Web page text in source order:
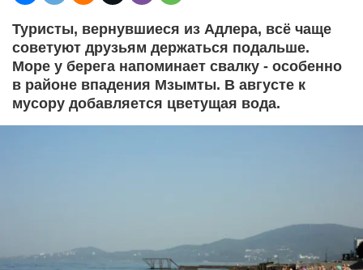
Туристы, вернувшиеся из Адлера, всё чаще
советуют друзьям держаться подальше.
Море у берега напоминает свалку - особенно
в районе впадения Мзымты. В августе к
мусору добавляется цветущая вода.